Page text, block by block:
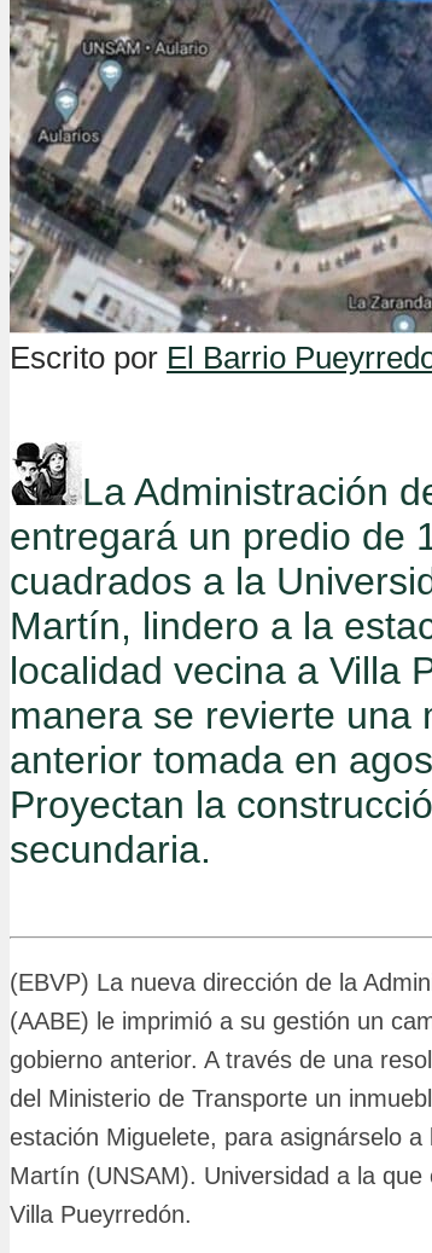
Escrito por El Barrio
La Administración
entregará un predio de
cuadrados a la
Martín, lindero a la
localidad vecina a Villa
manera se revierte una
anterior tomada en
Proyectan la
secundaria.
(EBVP) La nueva dirección de la
(AABE) le imprimió a su gestión un
gobierno anterior. A través de una
del Ministerio de Transporte un
estación Miguelete, para asignárselo
Martín (UNSAM). Universidad a la
Villa Pueyrredón.